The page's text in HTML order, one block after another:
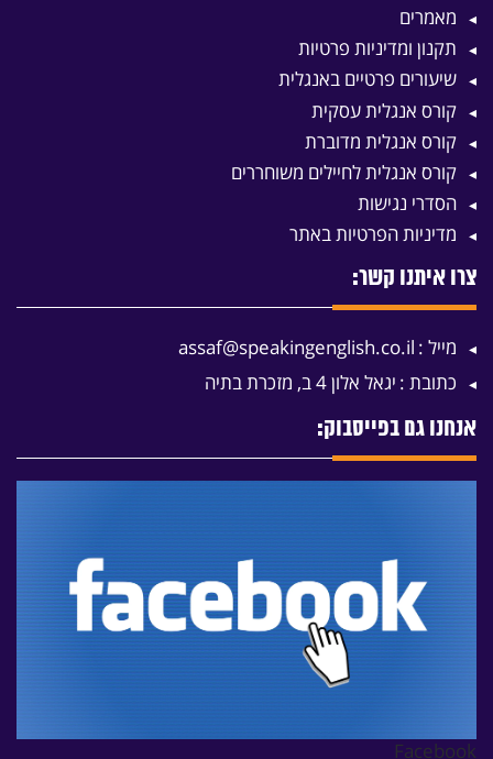
מאמרים
תקנון ומדיניות פרטיות
שיעורים פרטיים באנגלית
קורס אנגלית עסקית
קורס אנגלית מדוברת
קורס אנגלית לחיילים משוחררים
הסדרי נגישות
מדיניות הפרטיות באתר
צרו איתנו קשר:
מייל : assaf@speakingenglish.co.il
כתובת : יגאל אלון 4 ב, מזכרת בתיה
אנחנו גם בפייסבוק:
Facebook